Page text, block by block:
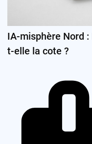
IA-misphère Nord
t-elle la cote ?